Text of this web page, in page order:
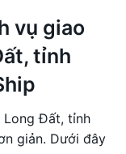
vụ giao
tỉnh
Long Đất, tỉnh
giản. Dưới đây